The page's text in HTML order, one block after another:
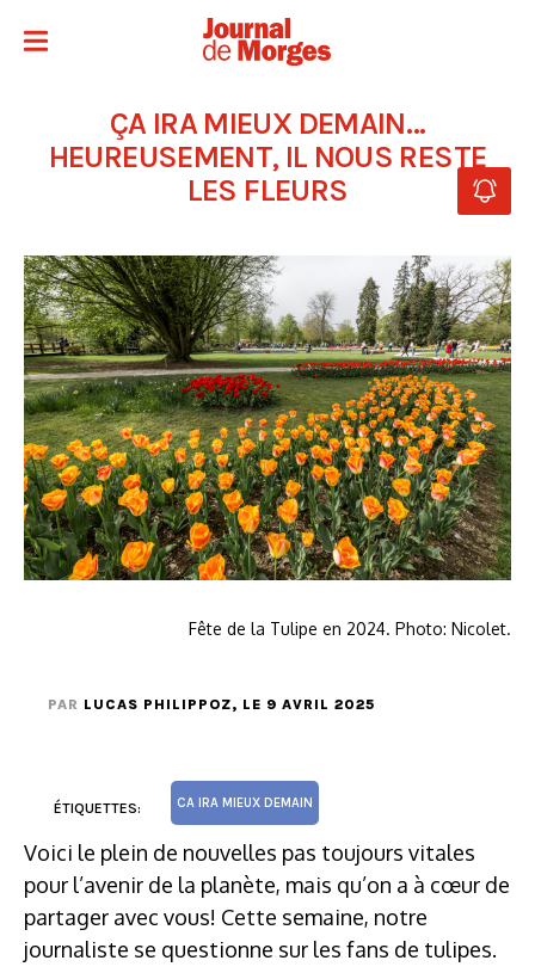
ÇA IRA MIEUX DEMAIN…
HEUREUSEMENT, IL NOUS RESTE
LES FLEURS
Fête de la Tulipe en 2024. Photo: Nicolet.
PAR LUCAS PHILIPPOZ, LE 9 AVRIL 2025
ÉTIQUETTES: CA IRA MIEUX DEMAIN
Voici le plein de nouvelles pas toujours vitales
pour l’avenir de la planète, mais qu’on a à cœur de
partager avec vous! Cette semaine, notre
journaliste se questionne sur les fans de tulipes.